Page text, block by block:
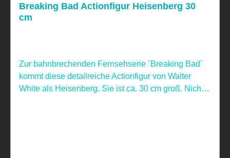
Breaking Bad Actionfigur Heisenberg 30
cm
Zur bahnbrechenden Fernsehserie ´Breaking Bad´
kommt diese detailreiche Actionfigur von Walter
White als Heisenberg. Sie ist ca. 30 cm groß. Nicht